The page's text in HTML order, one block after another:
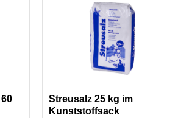
Streusalz 25 kg im
Kunststoffsack